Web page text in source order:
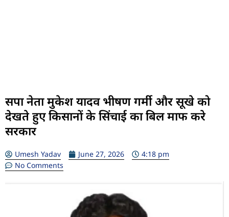
सपा नेता मुकेश यादव भीषण गर्मी और सूखे को
देखते हुए किसानों के सिंचाई का बि‍ल माफ करे
सरकार
Umesh Yadav June 27, 2026
4:18 pm
No Comments